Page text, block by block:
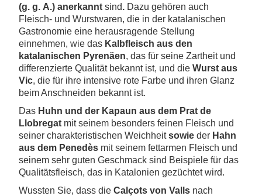
(g. g. A.) anerkannt sind. Dazu gehören auch
Fleisch- und Wurstwaren, die in der katalanischen
Gastronomie eine herausragende Stellung
einnehmen, wie das Kalbfleisch aus den
katalanischen Pyrenäen, das für seine Zartheit und
differenzierte Qualität bekannt ist, und die Wurst aus
Vic, die für ihre intensive rote Farbe und ihren Glanz
beim Anschneiden bekannt ist.
Das Huhn und der Kapaun aus dem Prat de
Llobregat mit seinem besonders feinen Fleisch und
seiner charakteristischen Weichheitsowie der Hahn
aus dem Penedès mit seinem fettarmen Fleisch und
seinem sehr guten Geschmack sind Beispiele für das
Qualitätsfleisch, das in Katalonien gezüchtet wird.
Wussten Sie, dass die Calçots von Valls nach